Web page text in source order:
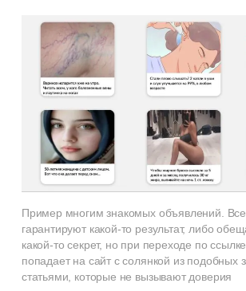
Пример многим знакомых объявлений.
гарантируют какой-то результат, либо
какой-то секрет, но при переходе по
попадает на сайт с солянкой из подобных
статьями, которые не вызывают доверия